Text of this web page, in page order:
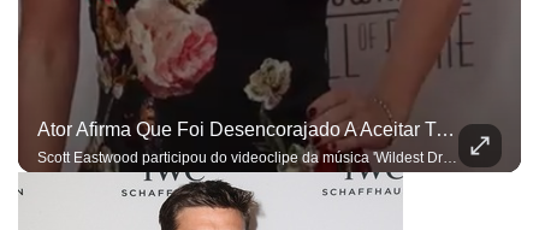
Ator Afirma Que Foi Desencorajado A Aceitar Trabalho Com Taylor Swift
Scott Eastwood participou do videoclipe da música 'Wildest Dreams'